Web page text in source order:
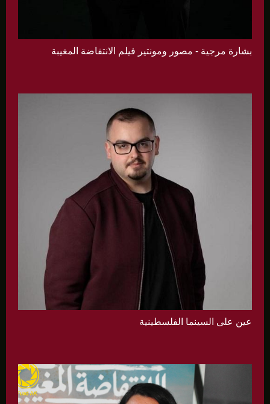
بشارة مرجية - مصور ومونتير فيلم الانتفاضة المغيبة
عين على السينما الفلسطينية